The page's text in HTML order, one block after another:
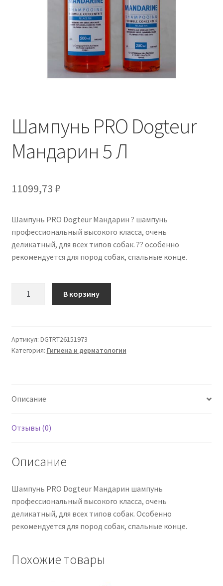
Оформление заказа
Партнерам
Шампунь PRO Dogteur
Мандарин 5 Л
11099,73 ₽
Шампунь PRO Dogteur Мандарин ? шампунь
профессиональный высокого класса, очень
деликатный, для всех типов собак. ?? особенно
рекомендуется для пород собак, спальные конце.
Dogteur
Мандарин
В корзину
Артикул: DGTRT26151973
Категория: Гигиена и дерматологии
Описание
Отзывы (0)
Описание
Шампунь PRO Dogteur Мандарин шампунь
профессиональный высокого класса, очень
деликатный, для всех типов собак. Особенно
рекомендуется для пород собак, спальные конце.
Похожие товары